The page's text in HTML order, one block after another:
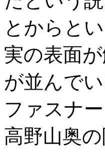
とからと
実の表面
が並んで
ファスナ
高野山奥